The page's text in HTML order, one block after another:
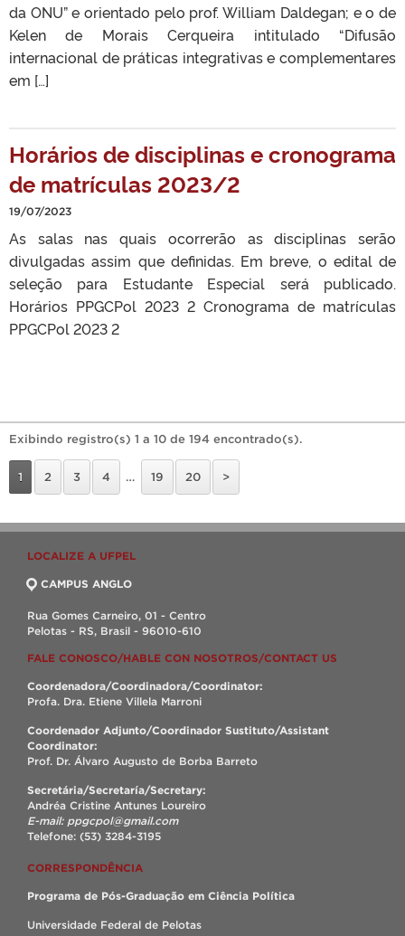
da ONU” e orientado pelo prof. William Daldegan; e o de
Kelen de Morais Cerqueira intitulado “Difusão
internacional de práticas integrativas e complementares
em […]
Horários de disciplinas e cronograma
de matrículas 2023/2
19/07/2023
As salas nas quais ocorrerão as disciplinas serão
divulgadas assim que definidas. Em breve, o edital de
seleção para Estudante Especial será publicado.
Horários PPGCPol 2023 2 Cronograma de matrículas
PPGCPol 2023 2
Exibindo registro(s) 1 a 10 de 194 encontrado(s).
1 2 3 4 … 19 20 >
LOCALIZE A UFPEL
CAMPUS ANGLO
Rua Gomes Carneiro, 01 - Centro
Pelotas - RS, Brasil - 96010-610
FALE CONOSCO/HABLE CON NOSOTROS/CONTACT US
Coordenadora/Coordinadora/Coordinator:
Profa. Dra. Etiene Villela Marroni
Coordenador Adjunto/Coordinador Sustituto/Assistant
Coordinator:
Prof. Dr. Álvaro Augusto de Borba Barreto
Secretária/Secretaría/Secretary:
Andréa Cristine Antunes Loureiro
E-mail: ppgcpol@gmail.com
Telefone: (53) 3284-3195
CORRESPONDÊNCIA
Programa de Pós-Graduação em Ciência Política
Universidade Federal de Pelotas